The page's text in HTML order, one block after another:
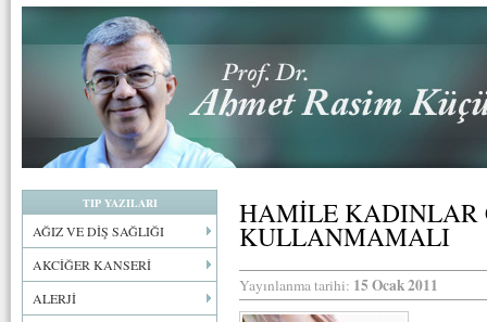
TIP YAZILARI
AĞIZ VE DİŞ SAĞLIĞI
AKCİĞER KANSERİ
ALERJİ
HAMİLE KADINLAR
KULLANMAMALI
Yayınlanma tarihi: 15 Ocak 2011